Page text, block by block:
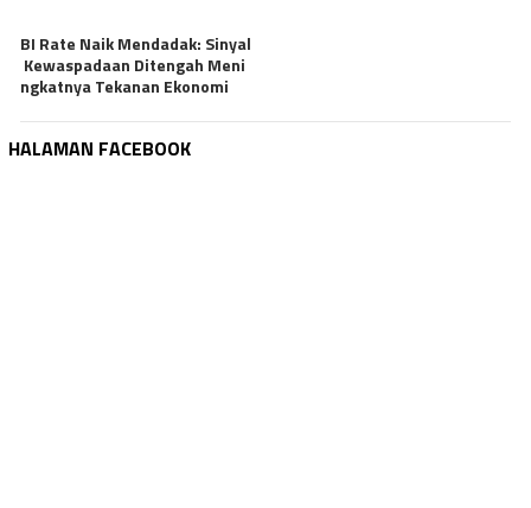
BI Rate Naik Mendadak: Sinyal
Kewaspadaan Ditengah Meni
ngkatnya Tekanan Ekonomi
HALAMAN FACEBOOK